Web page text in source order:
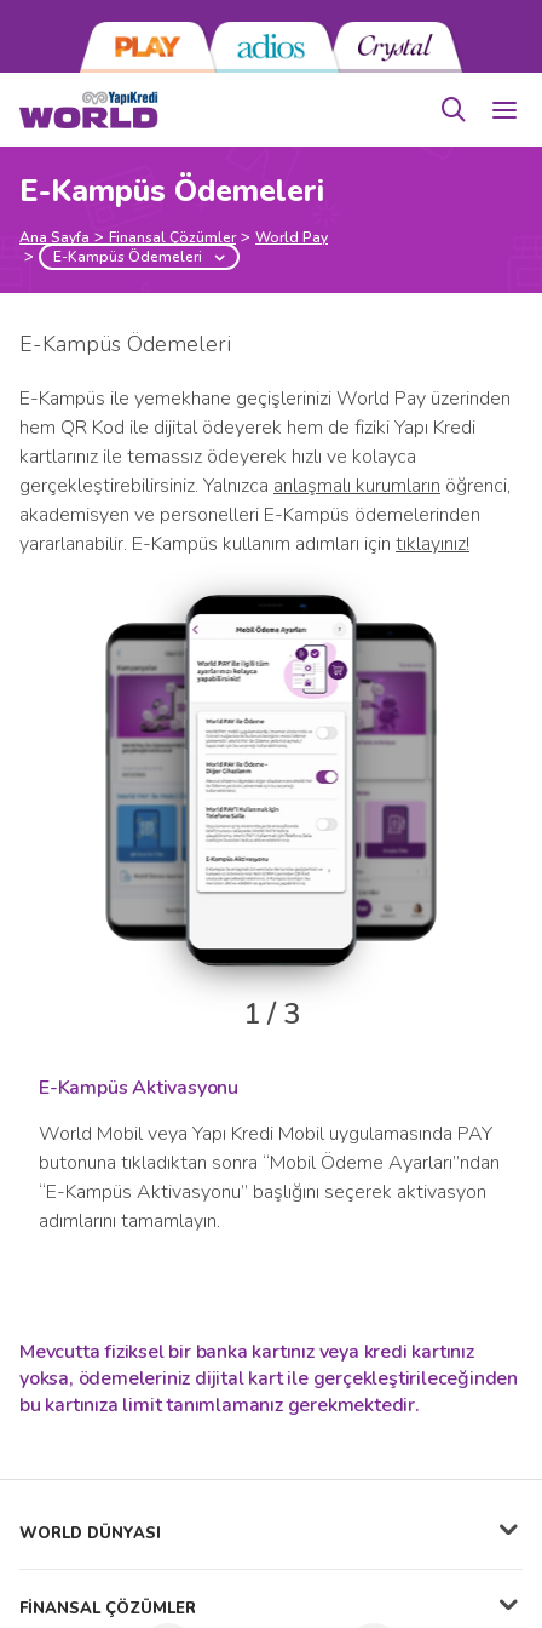
E-Kampüs Ödemeleri
Ana Sayfa Finansal Çözümler
World Pay
E-Kampüs Ödemeleri
E-Kampüs Ödemeleri
E-Kampüs ile yemekhane geçişlerinizi World Pay üzerinden
hem QR Kod ile dijital ödeyerek hem de fiziki Yapı Kredi
kartlarınız ile temassız ödeyerek hızlı ve kolayca
gerçekleştirebilirsiniz. Yalnızca anlaşmalı kurumların öğrenci,
akademisyen ve personelleri E-Kampüs ödemelerinden
yararlanabilir. E-Kampüs kullanım adımları için tıklayınız!
1 / 3
E-Kampüs Aktivasyonu
World Mobil veya Yapı Kredi Mobil uygulamasında PAY
butonuna tıkladıktan sonra “Mobil Ödeme Ayarları”ndan
“E-Kampüs Aktivasyonu” başlığını seçerek aktivasyon
adımlarını tamamlayın.
Mevcutta fiziksel bir banka kartınız veya kredi kartınız
yoksa, ödemeleriniz dijital kart ile gerçekleştirileceğinden
bu kartınıza limit tanımlamanız gerekmektedir.
WORLD DÜNYASI
FİNANSAL ÇÖZÜMLER